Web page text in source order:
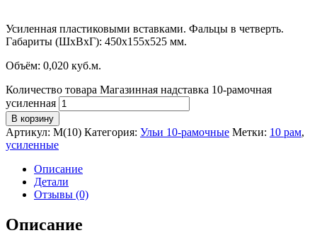
Усиленная пластиковыми вставками. Фальцы в четверть.
Габариты (ШхВхГ): 450x155x525 мм.
Объём: 0,020 куб.м.
Количество товара Магазинная надставка 10-рамочная
усиленная
В корзину
Артикул: М(10) Категория: Ульи 10-рамочные Метки: 10 рам,
усиленные
Описание
Детали
Отзывы (0)
Описание